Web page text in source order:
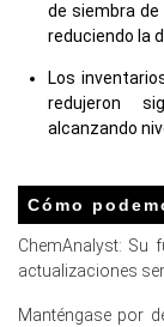
de siembra
reduciendo la
Los
redujeron
alcanzando
Precios de
trimestre a
Cómo
ChemAnalyst: Su
actualizaciones
Manténgase por